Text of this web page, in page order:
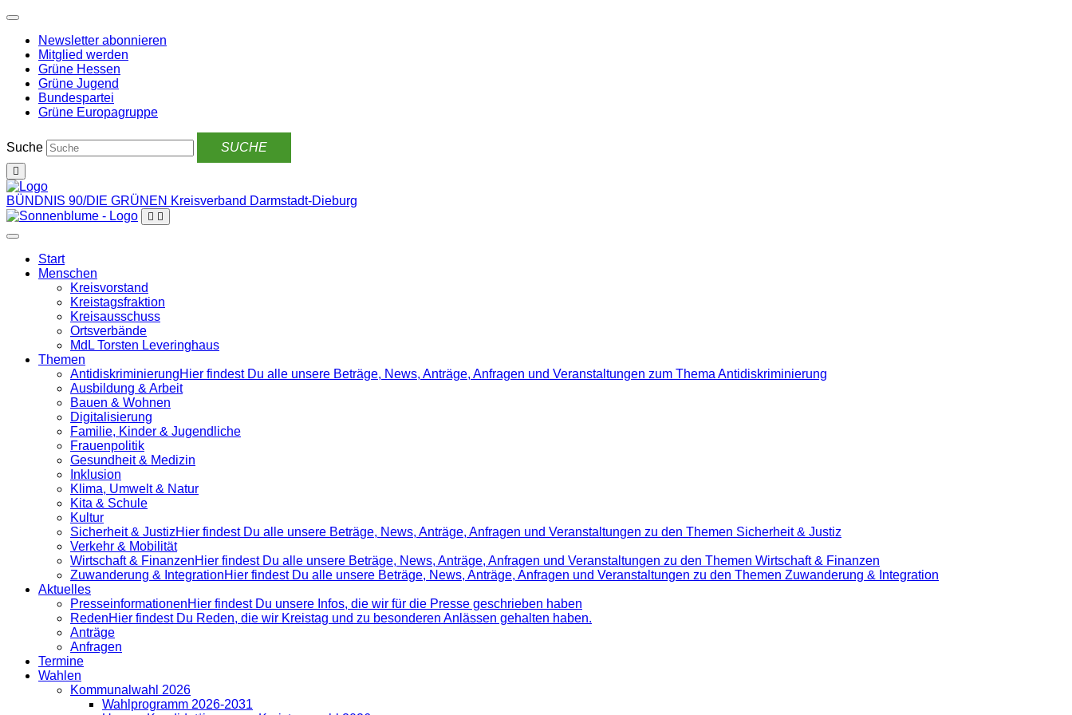
Weiter
Inhalt
Newsletter abonnieren
Mitglied werden
Grüne Hessen
Grüne Jugend
Bundespartei
Grüne Europagruppe
Suche
BÜNDNIS 90/DIE GRÜNEN Kreisverband Darmstadt-Dieburg
Start
Menschen
Kreisvorstand
Kreistagsfraktion
Kreisausschuss
Ortsverbände
MdL Torsten Leveringhaus
Themen
Antidiskrimi­nierungHier findest Du alle unsere Beträge, News, Anträge, Anfragen und Veranstaltungen zum Thema Antidiskriminierung
Ausbildung & Arbeit
Bauen & Wohnen
Digitalisierung
Familie, Kinder & Jugendliche
Frauenpolitik
Gesundheit & Medizin
Inklusion
Klima, Umwelt & Natur
Kita & Schule
Kultur
Sicherheit & JustizHier findest Du alle unsere Beträge, News, Anträge, Anfragen und Veranstaltungen zu den Themen Sicherheit & Justiz
Verkehr & Mobilität
Wirtschaft & FinanzenHier findest Du alle unsere Beträge, News, Anträge, Anfragen und Veranstaltungen zu den Themen Wirtschaft & Finanzen
Zuwanderung & IntegrationHier findest Du alle unsere Beträge, News, Anträge, Anfragen und Veranstaltungen zu den Themen Zuwanderung & Integration
Aktuelles
Presse­informationenHier findest Du unsere Infos, die wir für die Presse geschrieben haben
RedenHier findest Du Reden, die wir Kreistag und zu besonderen Anlässen gehalten haben.
Anträge
Anfragen
Termine
Wahlen
Kommunalwahl 2026
Wahlprogramm 2026-2031